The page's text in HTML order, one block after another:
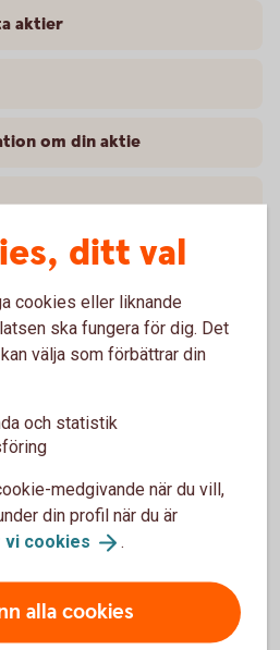
aktier
om din aktie
ochsvar
ditt val
cookies eller liknande
ska fungera för dig. Det
välja som förbättrar din
och statistik
medgivande när du vill,
din profil när du är
vi cookies .
alla cookies